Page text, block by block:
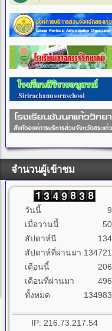
จำนวนผู้เข้าชม
วันนี้
เมื่อวานนี้
สัปดาห์นี
สัปดาห์ที่ผ่านมา
เดือนนี้
เดือนที่ผ่านมา
ทั้งหมด
IP: 216.73.217.54